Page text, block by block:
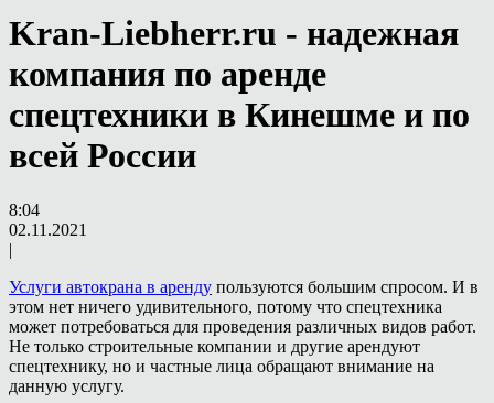
Kran-Liebherr.ru - надежная
компания по аренде
спецтехники в Кинешме и по
всей России
8:04
02.11.2021
|
Услуги автокрана в аренду пользуются большим спросом. И в
этом нет ничего удивительного, потому что спецтехника
может потребоваться для проведения различных видов работ.
Не только строительные компании и другие арендуют
спецтехнику, но и частные лица обращают внимание на
данную услугу.